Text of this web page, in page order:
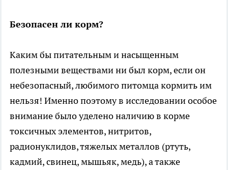
Безопасен ли корм?
Каким бы питательным и насыщенным
полезными веществами ни был корм, если он
небезопасный, любимого питомца кормить им
нельзя! Именно поэтому в исследовании особое
внимание было уделено наличию в корме
токсичных элементов, нитритов,
радионуклидов, тяжелых металлов (ртуть,
кадмий, свинец, мышьяк, медь), а также